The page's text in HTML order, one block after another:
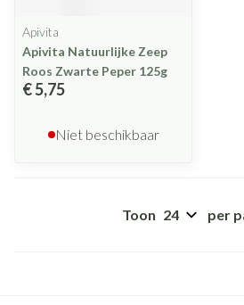
Apivita
Apivita Natuurlijke Zeep
Roos Zwarte Peper 125g
€ 5,75
Niet beschikbaar
Toon per